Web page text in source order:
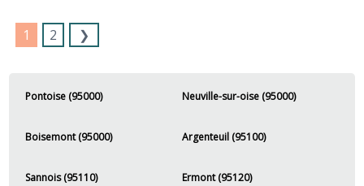
1 2 ❯
Pontoise (95000) Neuville-sur-oise (95000)
Boisemont (95000) Argenteuil (95100)
Sannois (95110) Ermont (95120)